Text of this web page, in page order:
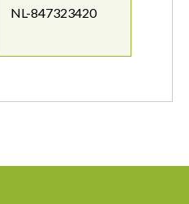
NL-847323420